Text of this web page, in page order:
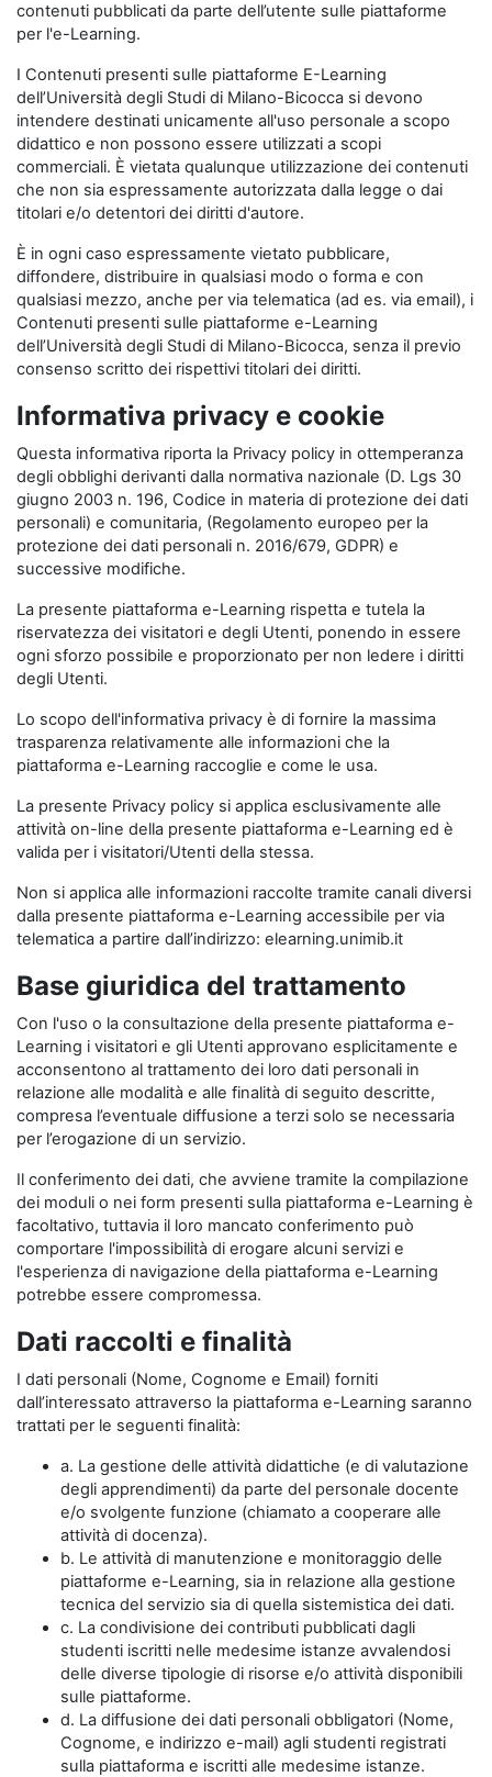
contenuti pubblicati da parte dell’utente sulle piattaforme
per l'e-Learning.
I Contenuti presenti sulle piattaforme E-Learning
dell’Università degli Studi di Milano-Bicocca si devono
intendere destinati unicamente all'uso personale a scopo
didattico e non possono essere utilizzati a scopi
commerciali. È vietata qualunque utilizzazione dei contenuti
che non sia espressamente autorizzata dalla legge o dai
titolari e/o detentori dei diritti d'autore.
È in ogni caso espressamente vietato pubblicare,
diffondere, distribuire in qualsiasi modo o forma e con
qualsiasi mezzo, anche per via telematica (ad es. via email), i
Contenuti presenti sulle piattaforme e-Learning
dell’Università degli Studi di Milano-Bicocca, senza il previo
consenso scritto dei rispettivi titolari dei diritti.
Informativa privacy e cookie
Questa informativa riporta la Privacy policy in ottemperanza
degli obblighi derivanti dalla normativa nazionale (D. Lgs 30
giugno 2003 n. 196, Codice in materia di protezione dei dati
personali) e comunitaria, (Regolamento europeo per la
protezione dei dati personali n. 2016/679, GDPR) e
successive modifiche.
La presente piattaforma e-Learning rispetta e tutela la
riservatezza dei visitatori e degli Utenti, ponendo in essere
ogni sforzo possibile e proporzionato per non ledere i diritti
degli Utenti.
Lo scopo dell'informativa privacy è di fornire la massima
trasparenza relativamente alle informazioni che la
piattaforma e-Learning raccoglie e come le usa.
La presente Privacy policy si applica esclusivamente alle
attività on-line della presente piattaforma e-Learning ed è
valida per i visitatori/Utenti della stessa.
Non si applica alle informazioni raccolte tramite canali diversi
dalla presente piattaforma e-Learning accessibile per via
telematica a partire dall’indirizzo: elearning.unimib.it
Base giuridica del trattamento
Con l'uso o la consultazione della presente piattaforma e-
Learning i visitatori e gli Utenti approvano esplicitamente e
acconsentono al trattamento dei loro dati personali in
relazione alle modalità e alle finalità di seguito descritte,
compresa l’eventuale diffusione a terzi solo se necessaria
per l’erogazione di un servizio.
Il conferimento dei dati, che avviene tramite la compilazione
dei moduli o nei form presenti sulla piattaforma e-Learning è
facoltativo, tuttavia il loro mancato conferimento può
comportare l'impossibilità di erogare alcuni servizi e
l'esperienza di navigazione della piattaforma e-Learning
potrebbe essere compromessa.
Dati raccolti e finalità
I dati personali (Nome, Cognome e Email) forniti
dall’interessato attraverso la piattaforma e-Learning saranno
trattati per le seguenti finalità:
a. La gestione delle attività didattiche (e di valutazione
degli apprendimenti) da parte del personale docente
e/o svolgente funzione (chiamato a cooperare alle
attività di docenza).
b. Le attività di manutenzione e monitoraggio delle
piattaforme e-Learning, sia in relazione alla gestione
tecnica del servizio sia di quella sistemistica dei dati.
c. La condivisione dei contributi pubblicati dagli
studenti iscritti nelle medesime istanze avvalendosi
delle diverse tipologie di risorse e/o attività disponibili
sulle piattaforme.
d. La diffusione dei dati personali obbligatori (Nome,
Cognome, e indirizzo e-mail) agli studenti registrati
sulla piattaforma e iscritti alle medesime istanze.